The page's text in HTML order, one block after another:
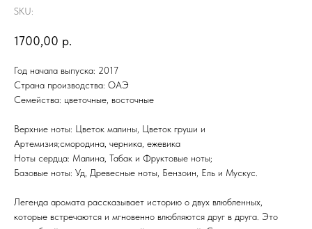
SKU:
1700,00 р.
Год начала выпуска: 2017
Страна производства: ОАЭ
Семейства: цветочные, восточные
Верхние ноты: Цветок малины, Цветок груши и
Артемизия;смородина, черника, ежевика
Ноты сердца: Малина, Табак и Фруктовые ноты;
Базовые ноты: Уд, Древесные ноты, Бензоин, Ель и Мускус.
Легенда аромата рассказывает историю о двух влюбленных,
которые встречаются и мгновенно влюбляются друг в друга. Это